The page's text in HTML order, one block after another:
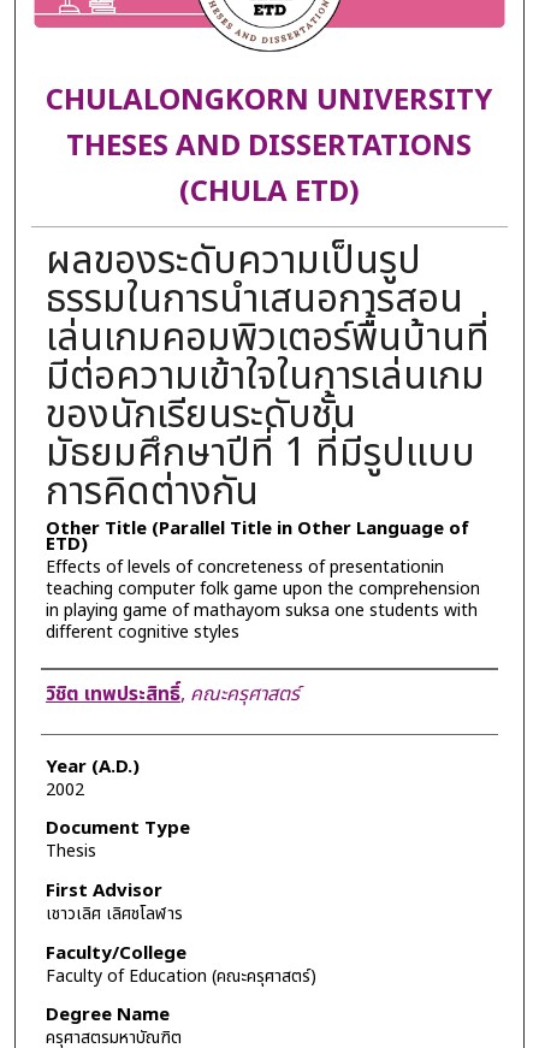
CHULALONGKORN UNIVERSITY
THESES AND DISSERTATIONS
(CHULA ETD)
ผลของระดับความเป็นรูป
ธรรมในการนำเสนอการสอน
เล่นเกมคอมพิวเตอร์พื้นบ้านที่
มีต่อความเข้าใจในการเล่นเกม
ของนักเรียนระดับชั้น
มัธยมศึกษาปีที่ 1 ที่มีรูปแบบ
การคิดต่างกัน
Other Title (Parallel Title in Other Language of
ETD)
Effects of levels of concreteness of presentationin
teaching computer folk game upon the comprehension
in playing game of mathayom suksa one students with
different cognitive styles
Author
วิชิต เทพประสิทธิ์, คณะครุศาสตร์
Year (A.D.)
2002
Document Type
Thesis
First Advisor
เชาวเลิศ เลิศชโลฬาร
Faculty/College
Faculty of Education (คณะครุศาสตร์)
Degree Name
ครุศาสตรมหาบัณฑิต